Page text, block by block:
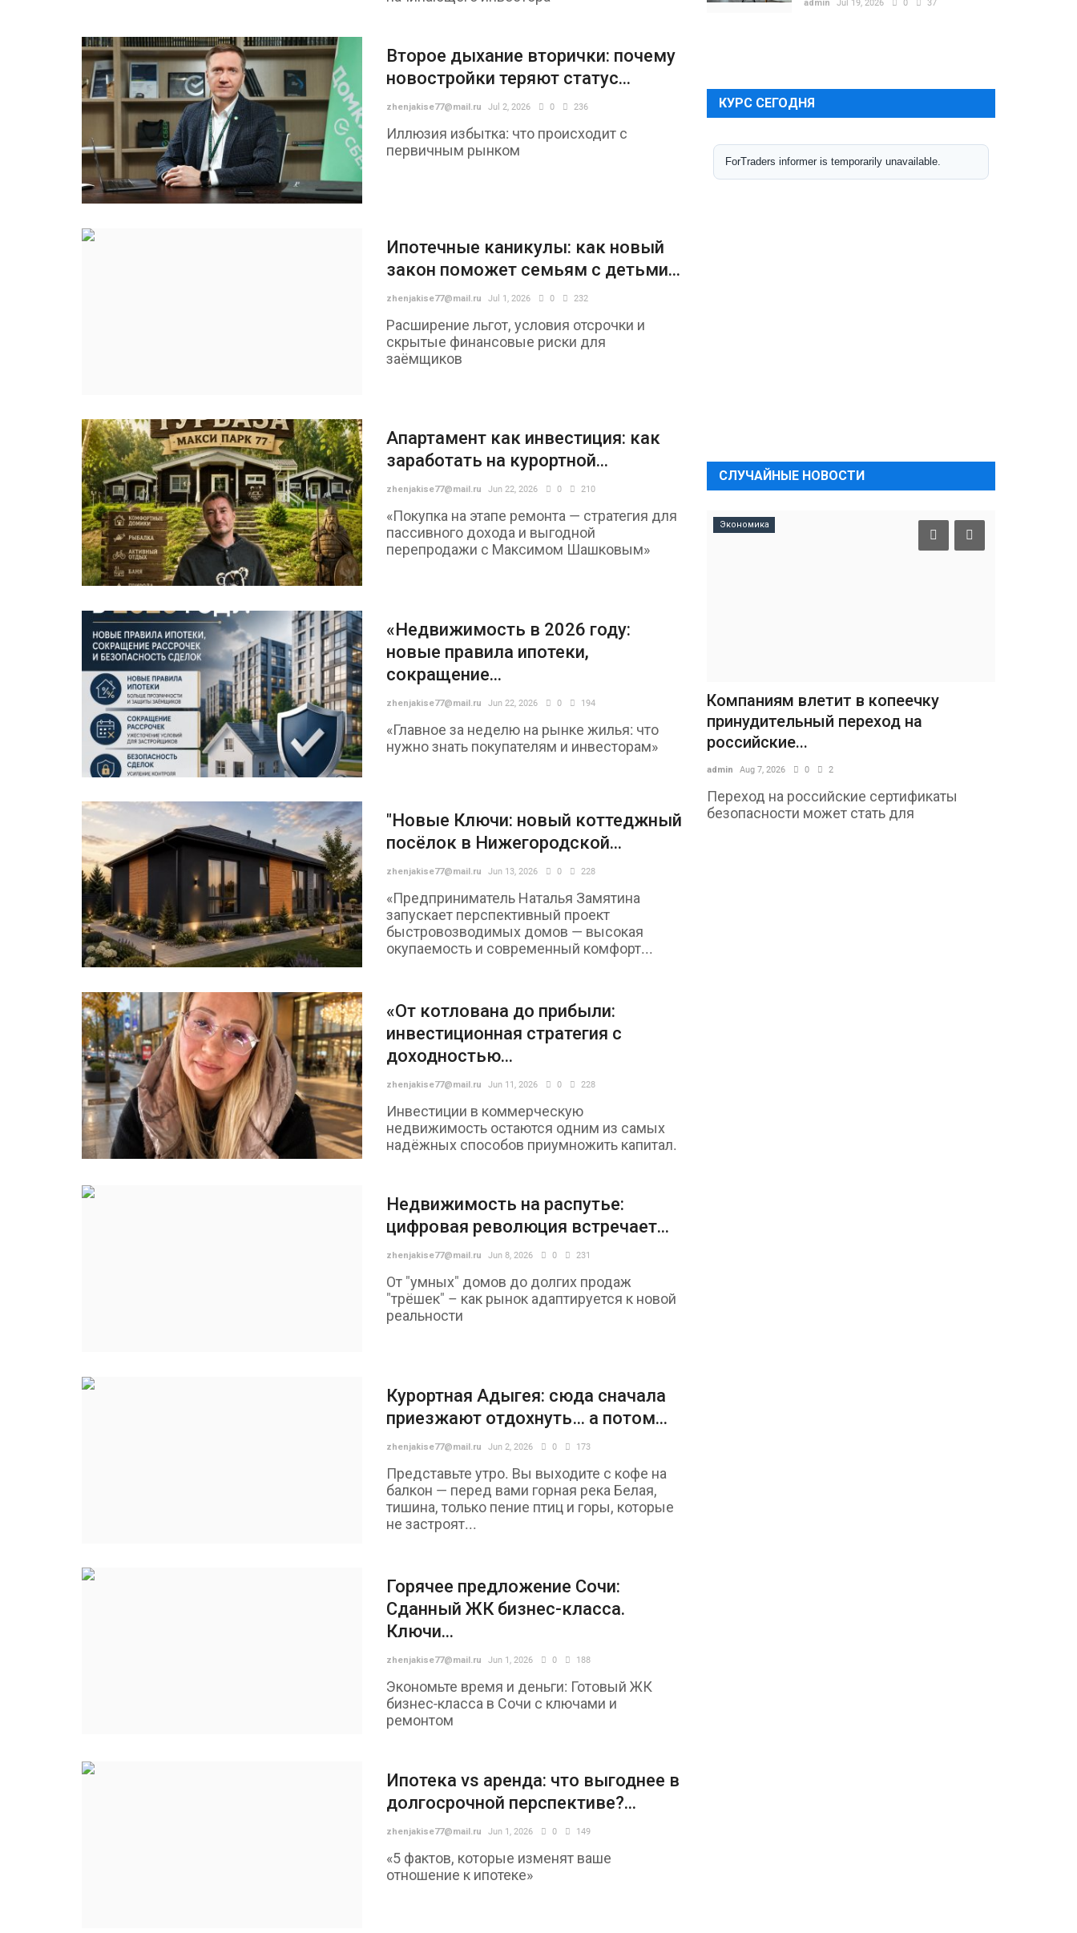
Второе дыхание вторички: почему
новостройки теряют статус...
zhenjakise77@mail.ru Jul 2, 2026 0 236
Иллюзия избытка: что происходит с
первичным рынком
Ипотечные каникулы: как новый
закон поможет семьям с детьми...
zhenjakise77@mail.ru Jul 1, 2026 0 232
Расширение льгот, условия отсрочки и
скрытые финансовые риски для
заёмщиков
Апартамент как инвестиция: как
заработать на курортной...
zhenjakise77@mail.ru Jun 22, 2026 0 210
«Покупка на этапе ремонта — стратегия для
пассивного дохода и выгодной
перепродажи с Максимом Шашковым»
«Недвижимость в 2026 году:
новые правила ипотеки,
сокращение...
zhenjakise77@mail.ru Jun 22, 2026 0 194
«Главное за неделю на рынке жилья: что
нужно знать покупателям и инвесторам»
"Новые Ключи: новый коттеджный
посёлок в Нижегородской...
zhenjakise77@mail.ru Jun 13, 2026 0 228
«Предприниматель Наталья Замятина
запускает перспективный проект
быстровозводимых домов — высокая
окупаемость и современный комфорт...
«От котлована до прибыли:
инвестиционная стратегия с
доходностью...
zhenjakise77@mail.ru Jun 11, 2026 0 228
Инвестиции в коммерческую
недвижимость остаются одним из самых
надёжных способов приумножить капитал.
Недвижимость на распутье:
цифровая революция встречает...
zhenjakise77@mail.ru Jun 8, 2026 0 231
От "умных" домов до долгих продаж
"трёшек" – как рынок адаптируется к новой
реальности
Курортная Адыгея: сюда сначала
приезжают отдохнуть… а потом...
zhenjakise77@mail.ru Jun 2, 2026 0 173
Представьте утро. Вы выходите с кофе на
балкон — перед вами горная река Белая,
тишина, только пение птиц и горы, которые
не застроят...
Горячее предложение Сочи:
Сданный ЖК бизнес-класса.
Ключи...
zhenjakise77@mail.ru Jun 1, 2026 0 188
Экономьте время и деньги: Готовый ЖК
бизнес-класса в Сочи с ключами и
ремонтом
Ипотека vs аренда: что выгоднее в
долгосрочной перспективе?...
zhenjakise77@mail.ru Jun 1, 2026 0 149
«5 фактов, которые изменят ваше
отношение к ипотеке»
admin Jul 19, 2026 0 37
КУРС СЕГОДНЯ
СЛУЧАЙНЫЕ НОВОСТИ
и не быть
боевых
Спорт
Сотрудница смоленского УФСИН Яна
Козырева взяла золото...
admin Aug 7, 2026 0 4
Сотрудница УФСИН России по
Козырева, завоевала...
Россия
Пожар на складе в Брянске
admin Aug 7, 2026 0 5
Экономика
Компаниям влетит в копеечку
принудительный переход на
российские...
admin Aug 7, 2026 0 2
Переход на российские сертификаты
безопасности может стать для